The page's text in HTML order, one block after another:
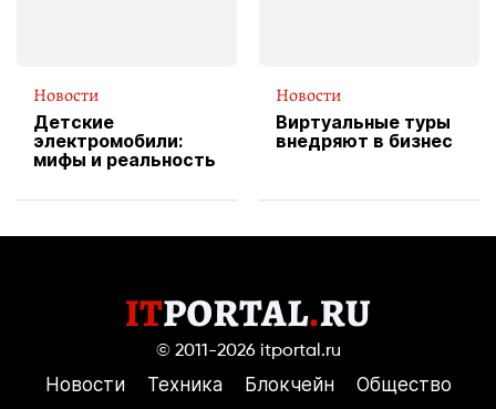
Новости
Детские
электромобили:
мифы и реальность
Новости
Виртуальные туры
внедряют в бизнес
© 2011-2026 itportal.ru
Новости Техника Блокчейн Общество